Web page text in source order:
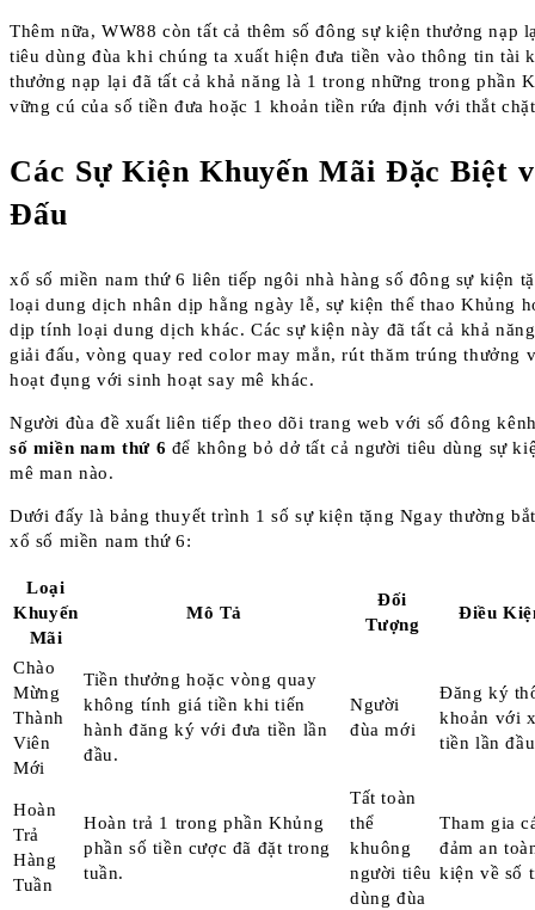
Thêm nữa, WW88 còn tất cả thêm số đông sự kiện thưởng nạp
tiêu dùng đùa khi chúng ta xuất hiện đưa tiền vào thông tin tài
thưởng nạp lại đã tất cả khả năng là 1 trong những trong phần
vững cú của số tiền đưa hoặc 1 khoản tiền rứa định với thắt
Các Sự Kiện Khuyến Mãi Đặc Biệt
Đấu
xổ số miền nam thứ 6 liên tiếp ngôi nhà hàng số đông sự kiện
loại dung dịch nhân dịp hằng ngày lễ, sự kiện thể thao Khủng
dịp tính loại dung dịch khác. Các sự kiện này đã tất cả khả
giải đấu, vòng quay red color may mắn, rút thăm trúng thưởng
hoạt đụng với sinh hoạt say mê khác.
Người đùa đề xuất liên tiếp theo dõi trang web với số đông
số miền nam thứ 6 để không bỏ dở tất cả người tiêu dùng sự
mê man nào.
Dưới đấy là bảng thuyết trình 1 số sự kiện tặng Ngay thường
xổ số miền nam thứ 6:
Loại
Khuyến
Mãi
Mô Tả
Đối
Tượng
Điều
Chào
Mừng
Thành
Viên
Mới
Tiền thưởng hoặc vòng quay
không tính giá tiền khi tiến
hành đăng ký với đưa tiền lần
đầu.
Người
đùa mới
Đăng ký
khoản với
tiền lần
Hoàn
Trả
Hàng
Tuần
Hoàn trả 1 trong phần Khủng
phần số tiền cược đã đặt trong
tuần.
Tất toàn
thể
khuông
người tiêu
dùng đùa
Tham gia
đảm an
kiện về số